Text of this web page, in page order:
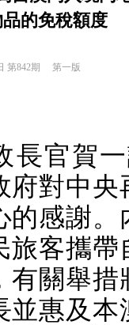
的免稅額度
第842期 第一版
長官賀
府對中央
的感謝。
旅客攜帶
有關舉措
並惠及本